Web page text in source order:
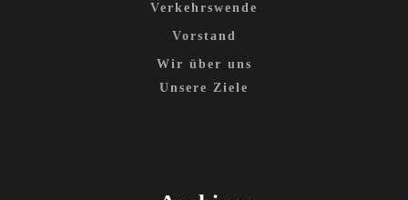
Verkehrswende
Vorstand
Wir über uns
Unsere Ziele